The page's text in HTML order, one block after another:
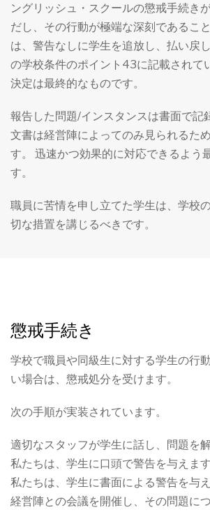
ングリッシュ・スクールの懲戒手続き
だし、その行動が極端な深刻であるこ
は、警告なしに学生を追放し、払い戻
の学校条件のポイント43に記載されて
決定は最終的なものです。
報告した問題/インスタンスは書面で記
文書は経営陣によってのみ見られるた
す。 迅速かつ効果的に対応できるよう
す。
職員に苦情を申し立てた学生は、学校
切な措置を講じるべきです。
懲戒手続き
学校で職員や同級生に対する学生の行
い場合は、懲戒処分を受けます。
次の手順が実装されています。
適切なスタッフが学生に話し、問題を
私たちは、学生に口頭で警告を与えます
私たちは、学生に書面による警告を与
経営陣との会議を開催し、その問題に